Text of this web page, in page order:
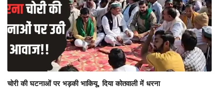
चोरी की घटनाओं पर भड़की भाकियू, दिया कोतवाली में धरना